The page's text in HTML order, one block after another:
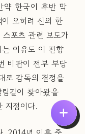
약 한국이 후반 막
오히려 신의 한
포츠 관련 보도가
이유도 이 편향
비판이 전부 부당
로 감독의 결정을
길이 찾아왔을
지점이다.